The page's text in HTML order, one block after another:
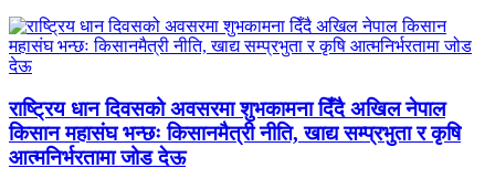
राष्ट्रिय धान दिवसको अवसरमा शुभकामना दिँदै अखिल नेपाल
किसान महासंघ भन्छः किसानमैत्री नीति, खाद्य सम्प्रभुता र कृषि
आत्मनिर्भरतामा जोड देऊ